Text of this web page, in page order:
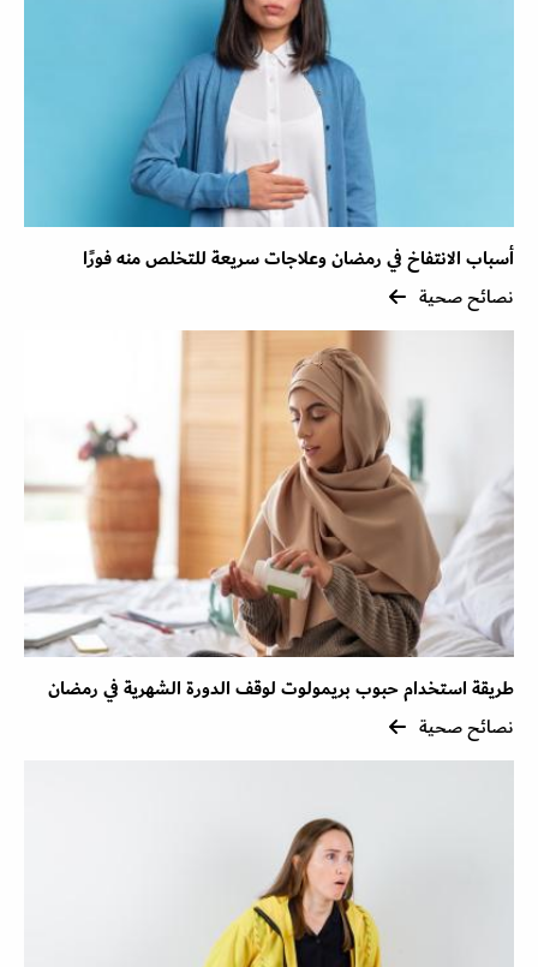
أسباب الانتفاخ في رمضان وعلاجات سريعة للتخلص منه فورًا
نصائح صحية
طريقة استخدام حبوب بريمولوت لوقف الدورة الشهرية في رمضان
نصائح صحية